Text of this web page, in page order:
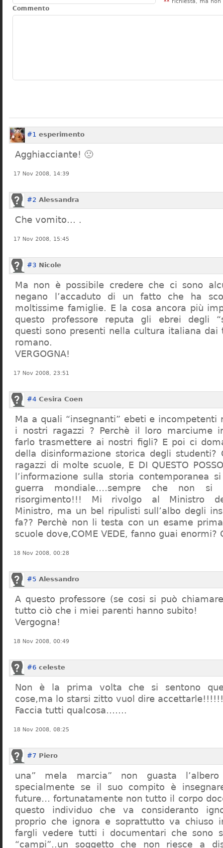
Commento
#1 esperimento
Agghiacciante! 🙁
17 Nov 2008, 14:39
#2 Alessandra
Che vomito… .
17 Nov 2008, 15:45
#3 Nicole
Ma non è possibile credere che ci sono
negano l’accaduto di un fatto che ha
moltissime famiglie. E la cosa ancora più
questo professore reputa gli ebrei degli
questi sono presenti nella cultura italiana dai
romano.
VERGOGNA!
17 Nov 2008, 23:51
#4 Cesira Coen
Ma a quali “insegnanti” ebeti e
i nostri ragazzi ? Perchè il loro marciume
farlo trasmettere ai nostri figli? E poi ci
della disinformazione storica degli
ragazzi di molte scuole, E DI QUESTO POSSO
l’informazione sulla storia contemporanea
guerra mondiale….sempre che non
risorgimento!!! Mi rivolgo al Ministro
Ministro, ma un bel ripulisti sull’albo degli
fa?? Perchè non li testa con un esame
scuole dove,COME VEDE, fanno guai enormi?
18 Nov 2008, 00:28
#5 Alessandro
A questo professore (se cosi si può
tutto ciò che i miei parenti hanno subito!
Vergogna!
18 Nov 2008, 00:49
#6 celeste
Non è la prima volta che si sentono
cose,ma lo starsi zitto vuol dire accettarle!!!!!!
Faccia tutti qualcosa…….
18 Nov 2008, 08:25
#7 Piero
una” mela marcia” non guasta
specialmente se il suo compito è
future… fortunatamente non tutto il corpo
questo individuo che va consideranto
proprio che ignora e soprattutto va chiuso
fargli vedere tutti i documentari che sono
“campi”..un soggetto che non riesce a